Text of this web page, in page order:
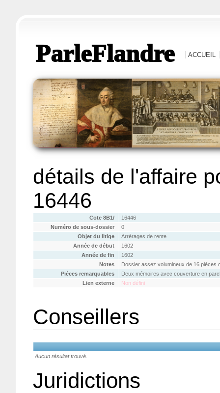
ParleFlandre ACCUEIL
détails de l'affaire
16446
Cote 8B1/
16446
Numéro de sous-dossier
0
Objet du litige
Arrérages de rente
Année de début
1602
Année de fin
1602
Notes
Dossier assez volumineux de 16 pièces
Pièces remarquables
Deux mémoires avec couverture en
Lien externe
Non défini
Conseillers
Aucun résultat trouvé.
Juridictions